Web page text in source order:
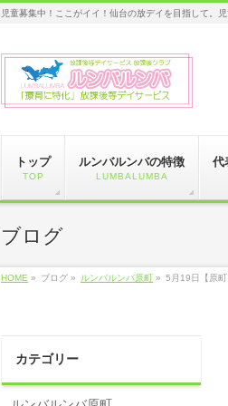
児童募集中！ここがイイ！仙台の放デイを目指して。
トップ
TOP
ルンバルンバの特徴
LUMBALUMBA
代
ブログ
HOME » ブログ » ルンバルンバ原町 » 5月19日【原
カテゴリー